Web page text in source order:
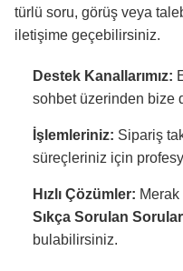
türlü soru, görüş veya
iletişime geçebilirsiniz.
Destek Kanallarımız:
sohbet üzerinden bize
İşlemleriniz: Sipariş
süreçleriniz için
Hızlı Çözümler: Merak
Sıkça Sorulan Sorular
bulabilirsiniz.